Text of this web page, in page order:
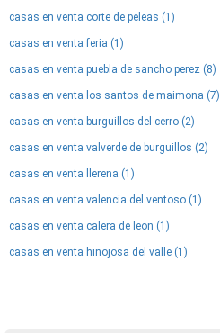
casas en venta corte de peleas (1)
casas en venta feria (1)
casas en venta puebla de sancho perez (8)
casas en venta los santos de maimona (7)
casas en venta burguillos del cerro (2)
casas en venta valverde de burguillos (2)
casas en venta llerena (1)
casas en venta valencia del ventoso (1)
casas en venta calera de leon (1)
casas en venta hinojosa del valle (1)